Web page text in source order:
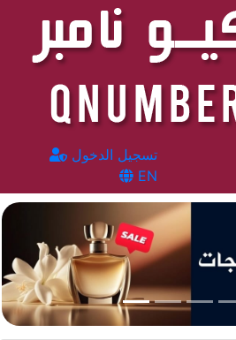
تسجيل الدخول
EN